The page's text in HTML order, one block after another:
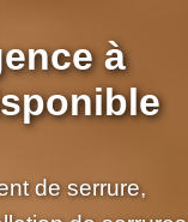
à
de serrure,